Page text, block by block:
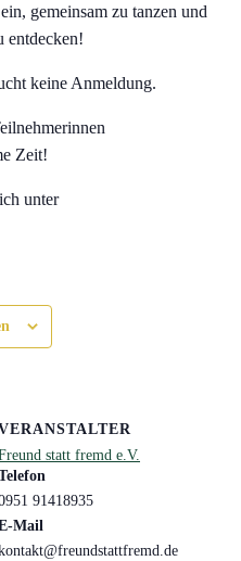
gemeinsam zu tanzen und
entdecken!
keine Anmeldung.
Zeit!
unter
statt fremd e.V.
91418935
Mail